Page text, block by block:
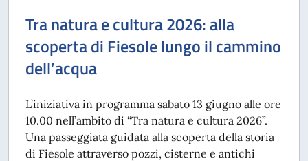
Tra natura e cultura 2026: alla
scoperta di Fiesole lungo il cammino
dell’acqua
L’iniziativa in programma sabato 13 giugno alle ore
10.00 nell’ambito di “Tra natura e cultura 2026”.
Una passeggiata guidata alla scoperta della storia
di Fiesole attraverso pozzi, cisterne e antichi